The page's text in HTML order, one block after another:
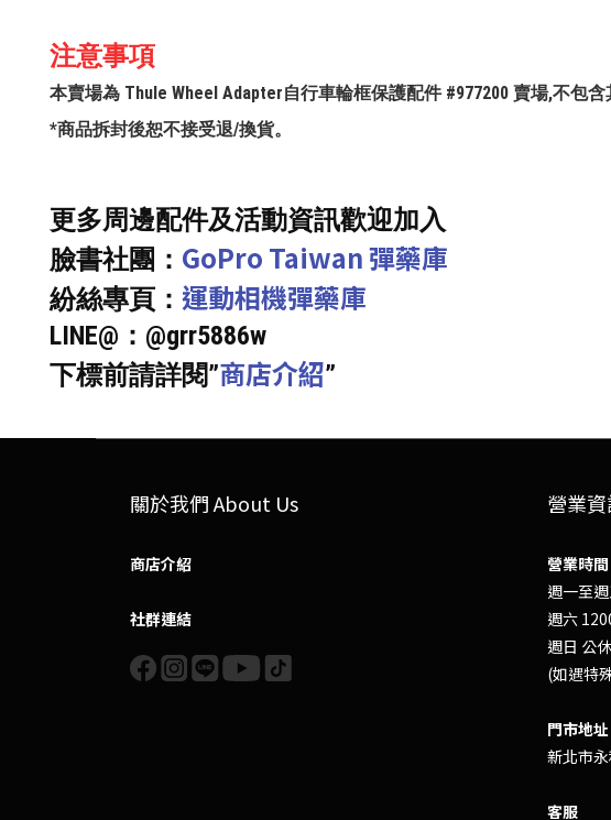
注意事項
本賣場為 Thule Wheel Adapter自行車輪框保護配件 #977200 賣場,不包含
*商品拆封後恕不接受退/換貨。
更多周邊配件及活動資訊歡迎加入
臉書社團： GoPro Taiwan 彈藥庫
紛絲專頁： 運動相機彈藥庫
LINE@：@grr5886w
下標前請詳閱”商店介紹”
關於我們 About Us
商店介紹
社群連結
營業
營業時間
週一至
週六
週日 公
(如遇特
門市地址
新北市
客服